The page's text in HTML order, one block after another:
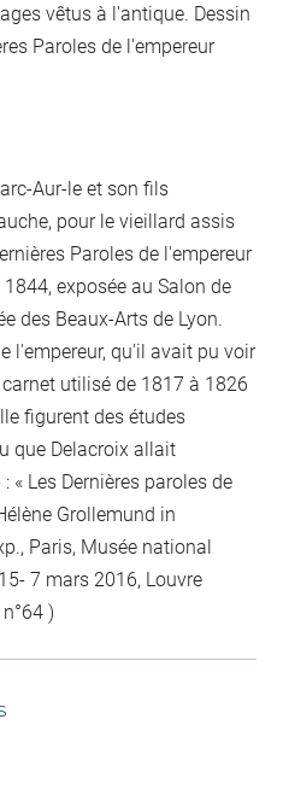
vêtus à l'antique. Dessin
Paroles de l'empereur
Aur-le et son fils
pour le vieillard assis
Paroles de l'empereur
exposée au Salon de
des Beaux-Arts de Lyon.
l'empereur, qu'il avait pu voir
utilisé de 1817 à 1826
figurent des études
que Delacroix allait
« Les Dernières paroles de
Grollemund in
Paris, Musée national
7 mars 2016, Louvre
)